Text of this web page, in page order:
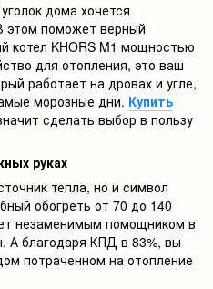
дома хочется
этом поможет верный
котел KHORS M1 мощностью
для отопления, это ваш
работает на дровах и угле,
морозные дни. Купить
сделать выбор в пользу
руках
тепла, но и символ
обогреть от 70 до 140
незаменимым помощником в
А благодаря КПД в 83%, вы
потраченном на отопление